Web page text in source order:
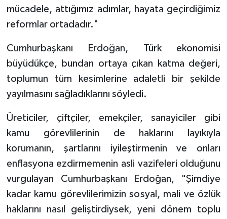
mücadele, attığımız adımlar, hayata geçirdiğimiz
reformlar ortadadır."
Cumhurbaşkanı Erdoğan, Türk ekonomisi
büyüdükçe, bundan ortaya çıkan katma değeri,
toplumun tüm kesimlerine adaletli bir şekilde
yayılmasını sağladıklarını söyledi.
Üreticiler, çiftçiler, emekçiler, sanayiciler gibi
kamu görevlilerinin de haklarını layıkıyla
korumanın, şartlarını iyileştirmenin ve onları
enflasyona ezdirmemenin asli vazifeleri olduğunu
vurgulayan Cumhurbaşkanı Erdoğan, "Şimdiye
kadar kamu görevlilerimizin sosyal, mali ve özlük
haklarını nasıl geliştirdiysek, yeni dönem toplu